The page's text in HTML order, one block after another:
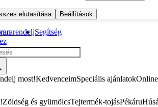
elutasítása Beállítások
rendeljSegítség
most!KedvenceimSpeciális ajánlatok
Zöldség és gyümölcsTejtermék-tojásPékáru